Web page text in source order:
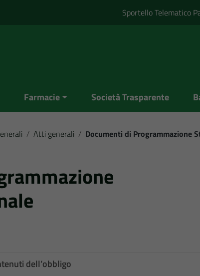
Sportello Telematico
Farmacie Società Trasparente
/ Atti generali / Documenti di Programmazione
dell’obbligo